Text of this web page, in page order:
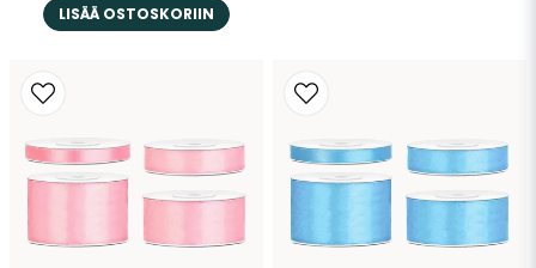
LISÄÄ OSTOSKORIIN